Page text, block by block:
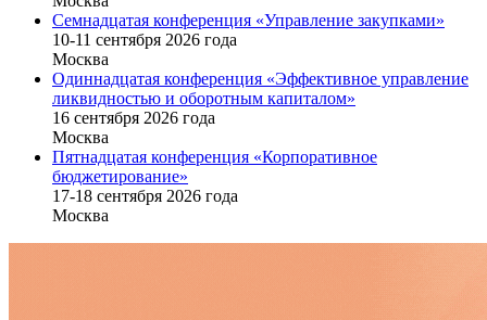
Семнадцатая конференция «Управление закупками»
10-11 сентября 2026 года
Москва
Одиннадцатая конференция «Эффективное управление
ликвидностью и оборотным капиталом»
16 cентября 2026 года
Москва
Пятнадцатая конференция «Корпоративное
бюджетирование»
17-18 сентября 2026 года
Москва